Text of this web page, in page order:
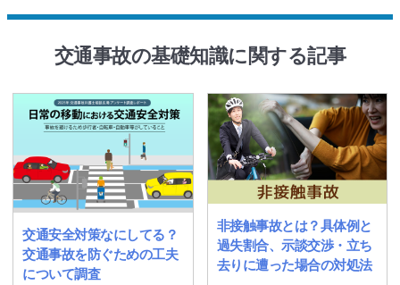
交通事故の基礎知識に関する記事
交通安全対策なにしてる？
交通事故を防ぐための工夫
について調査
非接触事故とは？具体例と
過失割合、示談交渉・立ち
去りに遭った場合の対処法